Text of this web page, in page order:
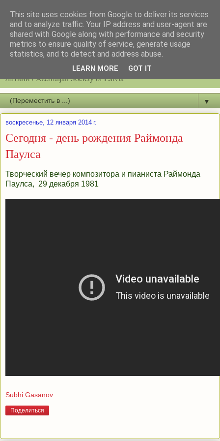
Latvijas azerbaidžāņu biedrību / Общество азербайджанцев
Латвии / Azerbaijan Society of Latvia
▼
воскресенье, 12 января 2014 г.
Сегодня - день рождения Раймонда
Паулса
Творческий вечер композитора и пианиста Раймонда
Паулса, 29 декабря 1981
Subhi Gasanov
Поделиться
This site uses cookies from Google to deliver its services
and to analyze traffic. Your IP address and user-agent are
shared with Google along with performance and security
metrics to ensure quality of service, generate usage
statistics, and to detect and address abuse.
LEARN MORE GOT IT